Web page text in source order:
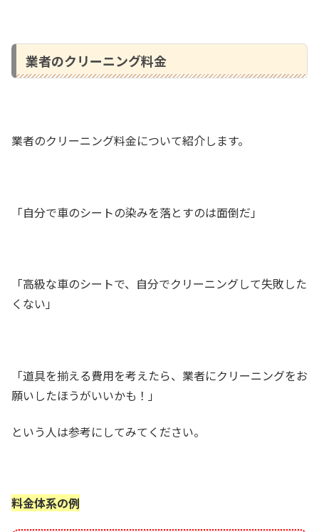
業者のクリーニング料金
業者のクリーニング料金について紹介します。
「自分で車のシートの染みを落とすのは面倒だ」
「高級な車のシートで、自分でクリーニングして失敗した
くない」
「道具を揃える費用を考えたら、業者にクリーニングをお
願いしたほうがいいかも！」
という人は参考にしてみてください。
料金体系の例